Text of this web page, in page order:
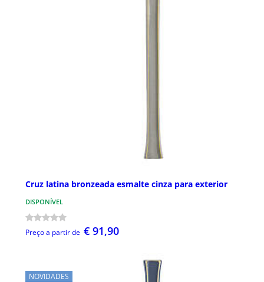
Cruz latina bronzeada esmalte cinza para exterior
DISPONÍVEL
Preço a partir de € 91,90
NOVIDADES